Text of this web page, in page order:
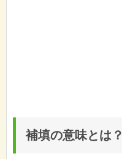
補填の意味とは？